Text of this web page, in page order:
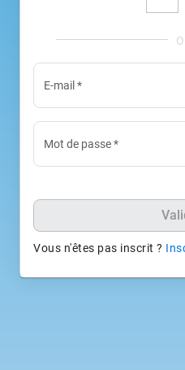
E-mail *
Mot de passe*
Vous n'êtes pas inscrit ?